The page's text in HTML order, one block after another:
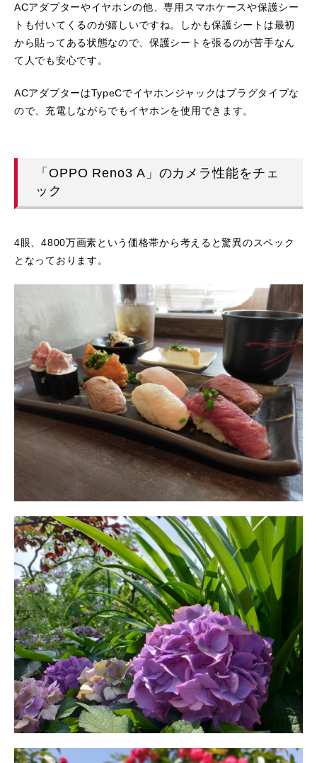
ACアダプターやイヤホンの他、専用スマホケースや保護シー
トも付いてくるのが嬉しいですね。しかも保護シートは最初
から貼ってある状態なので、保護シートを張るのが苦手なん
て人でも安心です。
ACアダプターはTypeCでイヤホンジャックはプラグタイプな
ので、充電しながらでもイヤホンを使用できます。
「OPPO Reno3 A」のカメラ性能をチェ
ック
4眼、4800万画素という価格帯から考えると驚異のスペック
となっております。